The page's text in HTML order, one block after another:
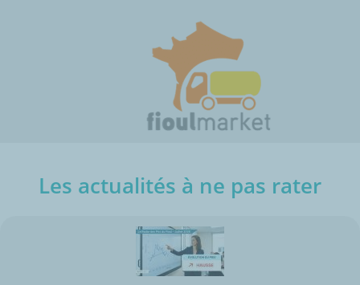
Les actualités à ne pas rater